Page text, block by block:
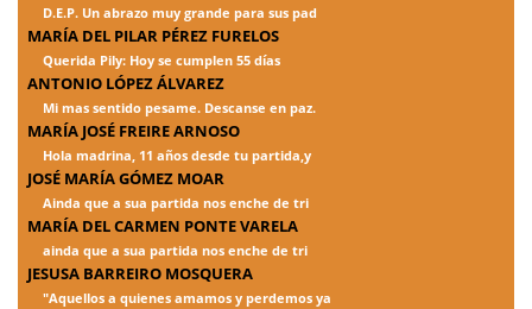
D.E.P. Un abrazo muy grande para sus pad
MARÍA DEL PILAR PÉREZ FURELOS
Querida Pily: Hoy se cumplen 55 días
ANTONIO LÓPEZ ÁLVAREZ
Mi mas sentido pesame. Descanse en paz.
MARÍA JOSÉ FREIRE ARNOSO
Hola madrina, 11 años desde tu partida,y
JOSÉ MARÍA GÓMEZ MOAR
Ainda que a sua partida nos enche de tri
MARÍA DEL CARMEN PONTE VARELA
ainda que a sua partida nos enche de tri
JESUSA BARREIRO MOSQUERA
"Aquellos a quienes amamos y perdemos ya